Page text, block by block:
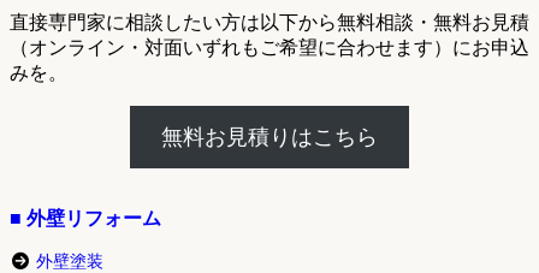
直接専門家に相談したい方は以下から無料相談・無料お見積
（オンライン・対面いずれもご希望に合わせます）にお申込
みを。
無料お見積りはこちら
■ 外壁リフォーム
外壁塗装